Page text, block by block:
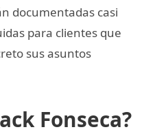
documentadas casi
para clientes que
sus asuntos
Fonseca?